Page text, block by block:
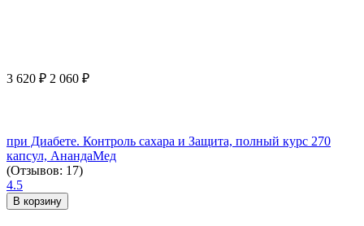
3 620 ₽ 2 060 ₽
при Диабете. Контроль сахара и Защита, полный курс 270
капсул, АнандаМед
(Отзывов: 17)
4.5
В корзину